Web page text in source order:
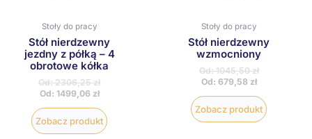
Stoły do pracy
Stół nierdzewny
jezdny z półką – 4
obrotowe kółka
Od:2306,25zł
Od: 1499,06 zł
Zobacz produkt
produktu
Stoły do pracy
Stół nierdzewny
wzmocniony
Od:1045,50zł
Od: 679,58 zł
Zobacz produkt
produktu